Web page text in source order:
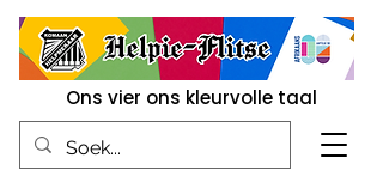
Ons vier ons kleurvolle taal